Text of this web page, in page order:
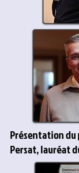
Présentation du
Persat, lauréat